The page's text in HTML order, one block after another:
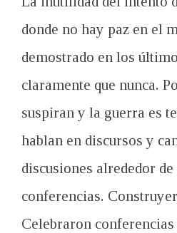
donde no hay paz en el
demostrado en los
claramente que nunca.
suspiran y la guerra es
hablan en discursos y
discusiones alrededor
conferencias.
Celebraron conferencias